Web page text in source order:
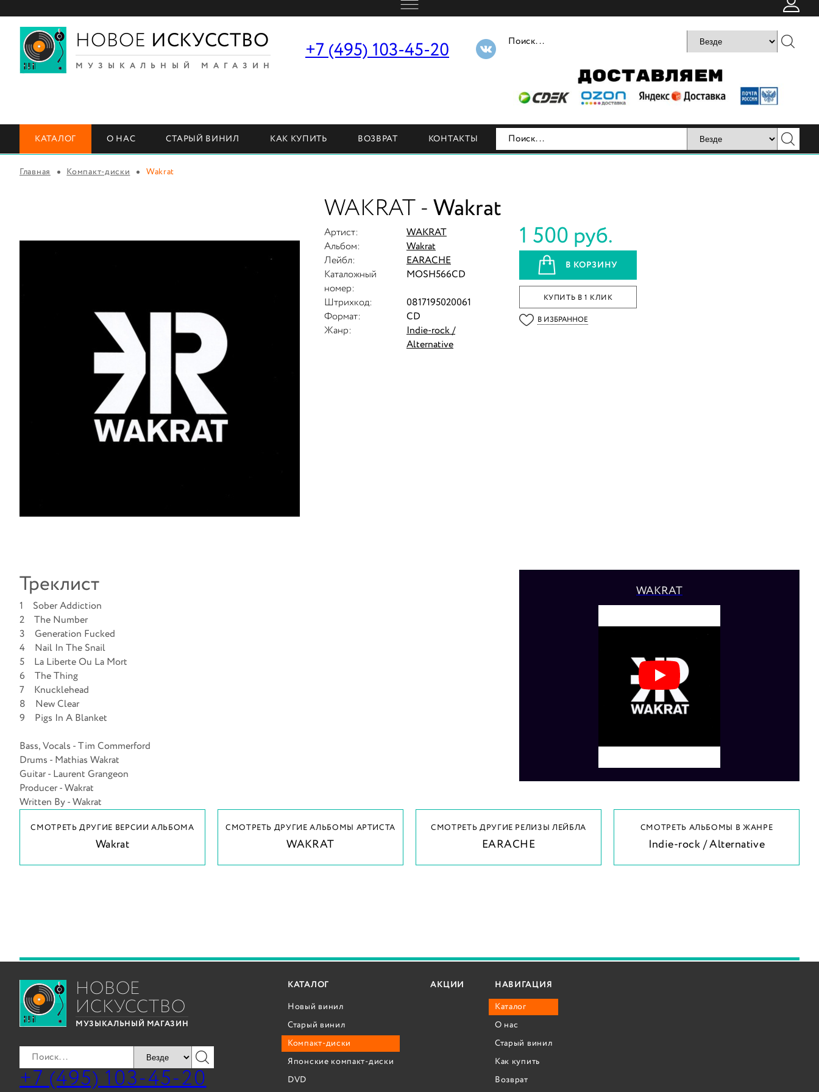
НОВОЕ ИСКУССТВО
МУЗЫКАЛЬНЫЙ МАГАЗИН
+7 (495) 103-45-20
КАТАЛОГ О НАС СТАРЫЙ ВИНИЛ КАК КУПИТЬ ВОЗВРАТ КОНТАКТЫ
Главная Компакт-диски Wakrat
WAKRAT -Wakrat
Артист:
WAKRAT
Альбом:
Wakrat
Лейбл:
EARACHE
Каталожный
номер:
MOSH566CD
Штрихкод:
0817195020061
Формат:
CD
Жанр:
Indie-rock /
Alternative
1 500 руб.
В КОРЗИНУ
КУПИТЬ В 1 КЛИК
В ИЗБРАННОЕ
Треклист
1 Sober Addiction
2 The Number
3 Generation Fucked
4 Nail In The Snail
5 La Liberte Ou La Mort
6 The Thing
7 Knucklehead
8 New Clear
9 Pigs In A Blanket
Bass, Vocals - Tim Commerford
Drums - Mathias Wakrat
Guitar - Laurent Grangeon
Producer - Wakrat
Written By - Wakrat
WAKRAT
СМОТРЕТЬ ДРУГИЕ ВЕРСИИ АЛЬБОМА
Wakrat
СМОТРЕТЬ ДРУГИЕ АЛЬБОМЫ АРТИСТА
WAKRAT
СМОТРЕТЬ ДРУГИЕ РЕЛИЗЫ ЛЕЙБЛА
EARACHE
СМОТРЕТЬ АЛЬБОМЫ В ЖАНРЕ
Indie-rock / Alternative
НОВОЕ
ИСКУССТВО
МУЗЫКАЛЬНЫЙ МАГАЗИН
+7 (495) 103-45-20
КАТАЛОГ
Новый винил
Старый винил
Компакт-диски
Японские компакт-диски
DVD
АКЦИИ НАВИГАЦИЯ
Каталог
О нас
Старый винил
Как купить
Возврат